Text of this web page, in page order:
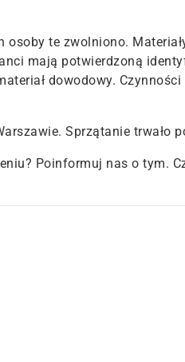
osoby te zwolniono.
mają potwierdzoną
dowodowy.
Sprzątanie trwało
Poinformuj nas o tym.